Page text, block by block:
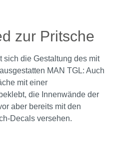
zur Pritsche
sich die Gestaltung des mit
MAN TGL: Auch
mit einer
die Innenwände der
aber bereits mit den
Decals versehen.